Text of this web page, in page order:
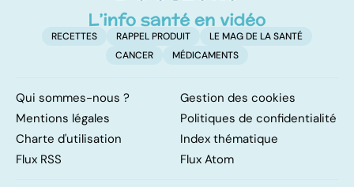
RECETTES RAPPEL PRODUIT
LE MAG DE LA SANTÉ
CANCER
MÉDICAMENTS
Qui sommes-nous ?
Gestion des cookies
Mentions légales
Politiques de confidentialité
Charte d'utilisation
Index thématique
Flux RSS
Flux Atom